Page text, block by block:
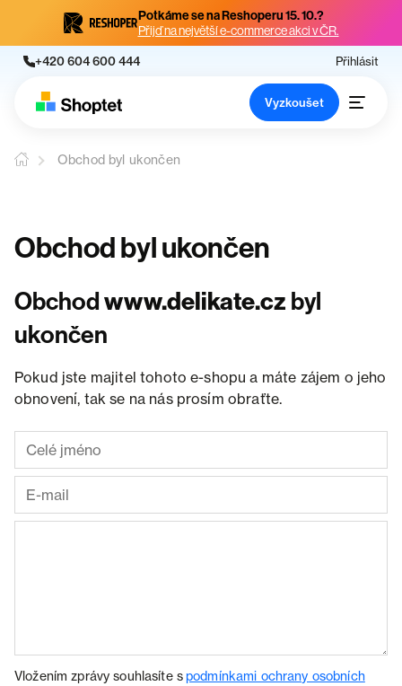
Potkáme se na Reshoperu 15. 10.?
Přijď na největší e-commerce akci v ČR.
+420 604 600 444 Přihlásit
Vyzkoušet
Obchod byl ukončen
Obchod byl ukončen
Obchodwww.delikate.cz byl
ukončen
Pokud jste majitel tohoto e-shopu a máte zájem o jeho
obnovení, tak se na nás prosím obraťte.
Vložením zprávy souhlasíte spodmínkami ochrany osobních